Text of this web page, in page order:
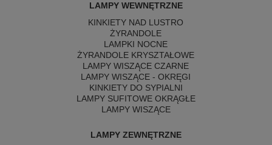
LAMPY WEWNĘTRZNE
KINKIETY NAD LUSTRO
ŻYRANDOLE
LAMPKI NOCNE
ŻYRANDOLE KRYSZTAŁOWE
LAMPY WISZĄCE CZARNE
LAMPY WISZĄCE - OKRĘGI
KINKIETY DO SYPIALNI
LAMPY SUFITOWE OKRĄGŁE
LAMPY WISZĄCE
LAMPY ZEWNĘTRZNE